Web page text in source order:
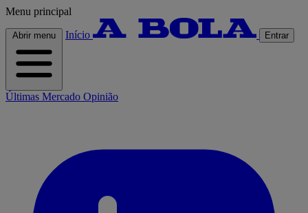
Menu principal
Abrir menu Início Entrar
Últimas Mercado Opinião